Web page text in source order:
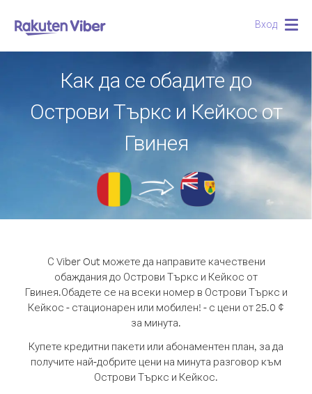
Вход
Как да се обадите до
Острови Търкс и Кейкос от
Гвинея
С Viber Out можете да направите качествени
обаждания до Острови Търкс и Кейкос от
Гвинея.Обадете се на всеки номер в Острови Търкс и
Кейкос - стационарен или мобилен! - с цени от 25.0 ¢
за минута.
Купете кредитни пакети или абонаментен план, за да
получите най-добрите цени на минута разговор към
Острови Търкс и Кейкос.